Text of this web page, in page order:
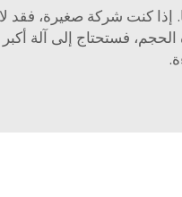
إذا كنت شركة صغيرة، فقد
فستحتاج إلى آلة أكبر